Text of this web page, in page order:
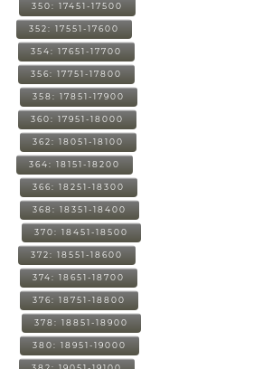
350: 17451-17500
352: 17551-17600
354: 17651-17700
356: 17751-17800
358: 17851-17900
360: 17951-18000
362: 18051-18100
364: 18151-18200
366: 18251-18300
368: 18351-18400
370: 18451-18500
372: 18551-18600
374: 18651-18700
376: 18751-18800
378: 18851-18900
380: 18951-19000